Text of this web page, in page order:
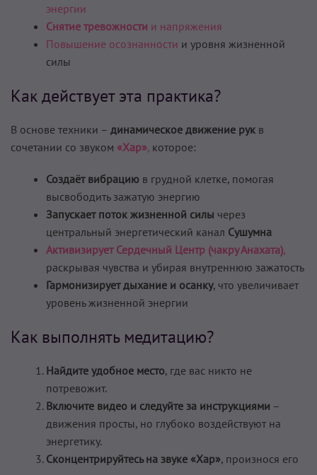
энергии
Снятие тревожности и напряжения
Повышение осознанности и уровня жизненной
силы
Как действует эта практика?
В основе техники – динамическое движение рук в
сочетании со звуком «Хар», которое:
Создаёт вибрацию в грудной клетке, помогая
высвободить зажатую энергию
Запускает поток жизненной силы через
центральный энергетический канал Сушумна
Активизирует Сердечный Центр (чакру Анахата),
раскрывая чувства и убирая внутреннюю зажатость
Гармонизирует дыхание и осанку, что увеличивает
уровень жизненной энергии
Как выполнять медитацию?
Найдите удобное место, где вас никто не
потревожит.
Включите видео и следуйте за инструкциями –
движения просты, но глубоко воздействуют на
энергетику.
Сконцентрируйтесь на звуке «Хар», произнося его